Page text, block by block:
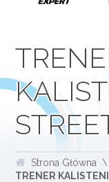
Strona Główna
TRENER